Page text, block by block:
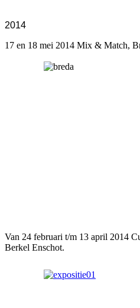
2014
17 en 18 mei 2014 Mix & Match,
Van 24 februari t/m 13 april 2014
Berkel Enschot.